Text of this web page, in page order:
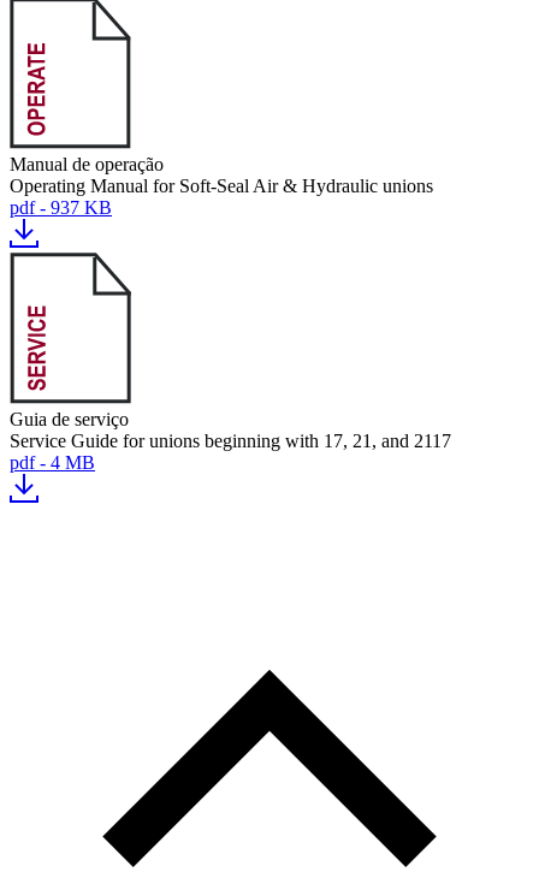
Manual de operação
Operating Manual for Soft-Seal Air & Hydraulic unions
pdf - 937 KB
Guia de serviço
Service Guide for unions beginning with 17, 21, and 2117
pdf - 4 MB